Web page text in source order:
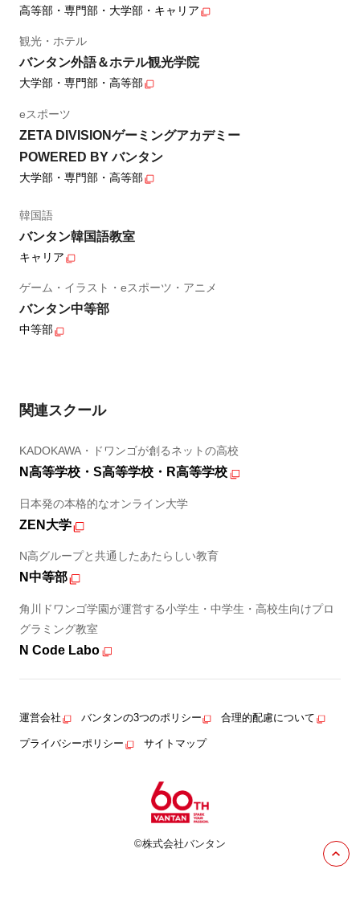
高等部・専門部・大学部・キャリア
観光・ホテル
バンタン外語＆ホテル観光学院
大学部・専門部・高等部
eスポーツ
ZETA DIVISIONゲーミングアカデミー
POWERED BY バンタン
大学部・専門部・高等部
韓国語
バンタン韓国語教室
キャリア
ゲーム・イラスト・eスポーツ・アニメ
バンタン中等部
中等部
関連スクール
KADOKAWA・ドワンゴが創るネットの高校
N高等学校・S高等学校・R高等学校
日本発の本格的なオンライン大学
ZEN大学
N高グループと共通したあたらしい教育
N中等部
角川ドワンゴ学園が運営する小学生・中学生・高校生向けプロ
グラミング教室
N Code Labo
運営会社 バンタンの3つのポリシー 合理的配慮について
プライバシーポリシー サイトマップ
©株式会社バンタン